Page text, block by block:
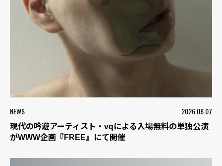
NEWS 2026.08.07
現代の吟遊アーティスト・vqによる入場無料の単独公演
がWWW企画『FREE』にて開催